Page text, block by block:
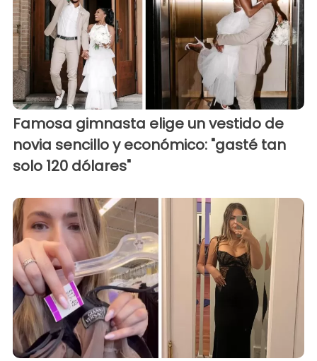
Famosa gimnasta elige un vestido de
novia sencillo y económico: "gasté tan
solo 120 dólares"